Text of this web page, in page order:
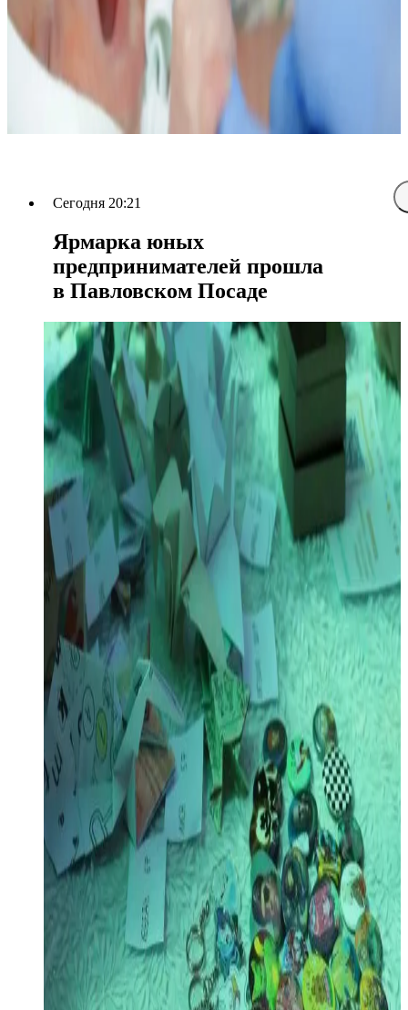
Сегодня 20:21
Ярмарка юных
предпринимателей прошла
в Павловском Посаде